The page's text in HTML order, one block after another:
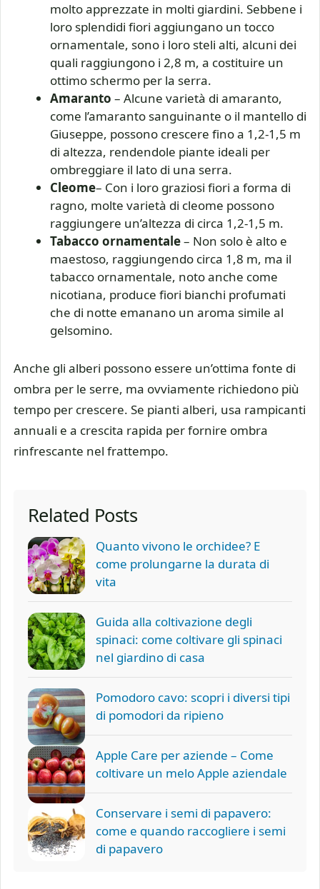
molto apprezzate in molti giardini. Sebbene i
loro splendidi fiori aggiungano un tocco
ornamentale, sono i loro steli alti, alcuni dei
quali raggiungono i 2,8 m, a costituire un
ottimo schermo per la serra.
Amaranto – Alcune varietà di amaranto,
come l’amaranto sanguinante o il mantello di
Giuseppe, possono crescere fino a 1,2-1,5 m
di altezza, rendendole piante ideali per
ombreggiare il lato di una serra.
Cleome– Con i loro graziosi fiori a forma di
ragno, molte varietà di cleome possono
raggiungere un’altezza di circa 1,2-1,5 m.
Tabacco ornamentale– Non solo è alto e
maestoso, raggiungendo circa 1,8 m, ma il
tabacco ornamentale, noto anche come
nicotiana, produce fiori bianchi profumati
che di notte emanano un aroma simile al
gelsomino.
Anche gli alberi possono essere un’ottima fonte di
ombra per le serre, ma ovviamente richiedono più
tempo per crescere. Se pianti alberi, usa rampicanti
annuali e a crescita rapida per fornire ombra
rinfrescante nel frattempo.
Related Posts
Quanto vivono le orchidee? E
come prolungarne la durata di
vita
Guida alla coltivazione degli
spinaci: come coltivare gli spinaci
nel giardino di casa
Pomodoro cavo: scopri i diversi tipi
di pomodori da ripieno
Apple Care per aziende – Come
coltivare un melo Apple aziendale
Conservare i semi di papavero:
come e quando raccogliere i semi
di papavero